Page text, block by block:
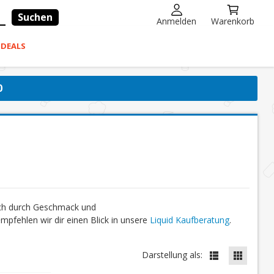
Suchen Anmelden Warenkorb
durch Geschmack und
wir dir einen Blick in unsere Liquid Kaufberatung.
Darstellung als: